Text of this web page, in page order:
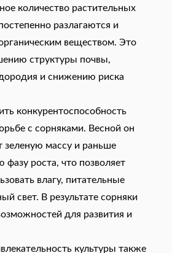
количество растительных
разлагаются и
веществом. Это
структуры почвы,
и снижению риска
конкурентоспособность
с сорняками. Весной он
зеленую массу и раньше
фазу роста, что позволяет
влагу, питательные
свет. В результате сорняки
для развития и
культуры также